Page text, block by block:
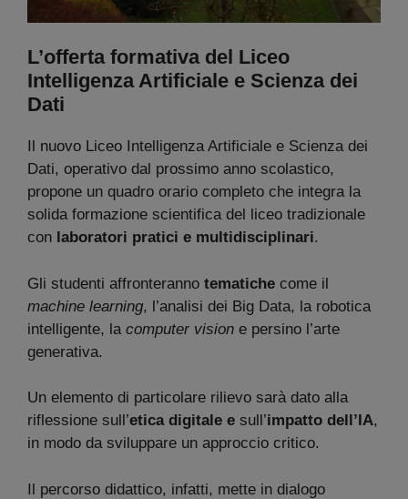
L’offerta formativa del Liceo
Intelligenza Artificiale e Scienza dei
Dati
Il nuovo Liceo Intelligenza Artificiale e Scienza dei
Dati, operativo dal prossimo anno scolastico,
propone un quadro orario completo che integra la
solida formazione scientifica del liceo tradizionale
con laboratori pratici e multidisciplinari.
Gli studenti affronteranno tematiche come il
machine learning, l’analisi dei Big Data, la robotica
intelligente, la computer vision e persino l’arte
generativa.
Un elemento di particolare rilievo sarà dato alla
riflessione sull’etica digitale e sull’impatto dell’IA,
in modo da sviluppare un approccio critico.
Il percorso didattico, infatti, mette in dialogo